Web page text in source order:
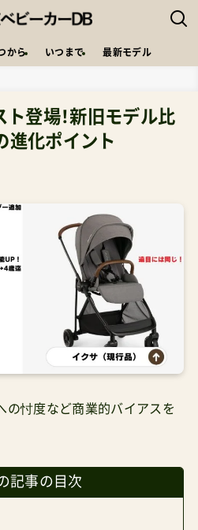
から いつまで 最新モデル
登場！新旧モデル比
進化ポイント
の忖度など商業的バイアスを
記事の目次